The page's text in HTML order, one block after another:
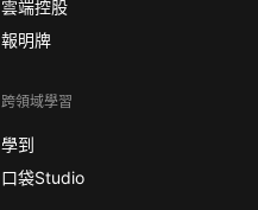
雲端控股
報明牌
跨領域學習
學到
口袋Studio